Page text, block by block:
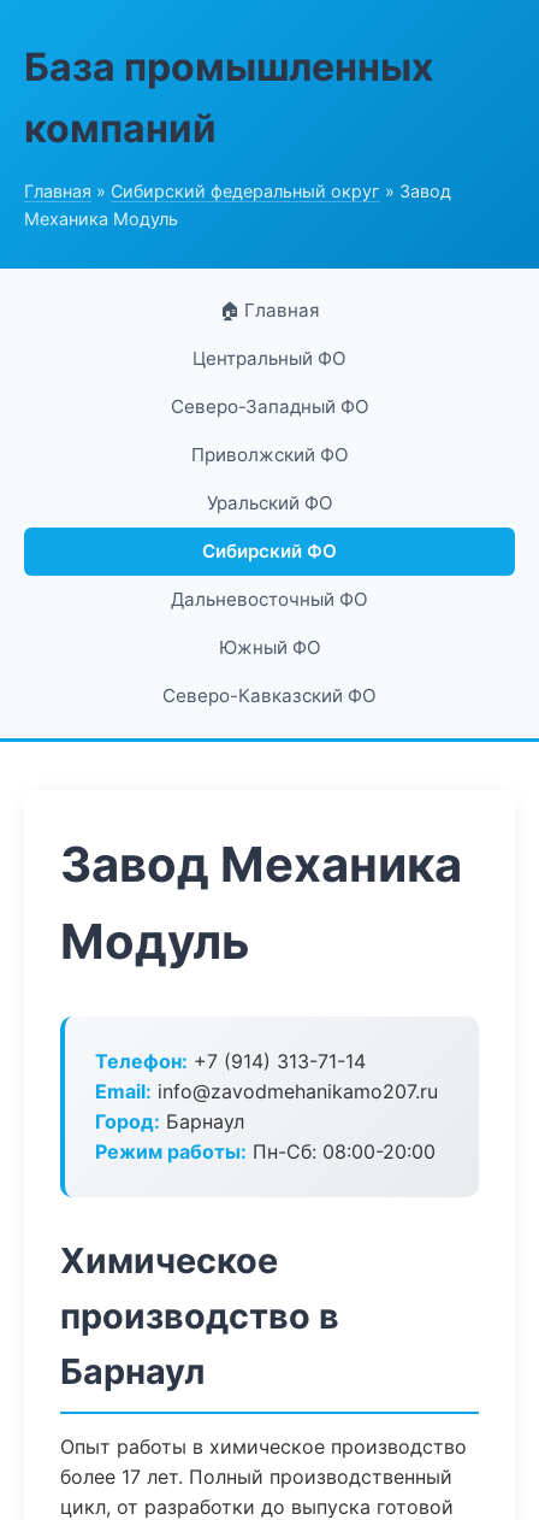
База промышленных
компаний
Главная » Сибирский федеральный округ » Завод
Механика Модуль
🏠 Главная
Центральный ФО
Северо-Западный ФО
Приволжский ФО
Уральский ФО
Сибирский ФО
Дальневосточный ФО
Южный ФО
Северо-Кавказский ФО
Завод Механика
Модуль
Телефон: +7 (914) 313-71-14
Email: info@zavodmehanikamo207.ru
Город: Барнаул
Режим работы: Пн-Сб: 08:00-20:00
Химическое
производство в
Барнаул
Опыт работы в химическое производство
более 17 лет. Полный производственный
цикл, от разработки до выпуска готовой